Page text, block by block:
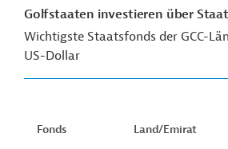
Golfstaaten investieren über
Wichtigste Staatsfonds der GCC-
US-Dollar
Fonds Land/Emirat